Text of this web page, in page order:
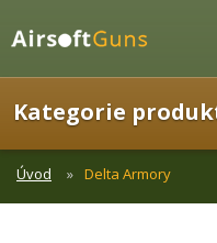
Kategorie
Úvod Delta Armory